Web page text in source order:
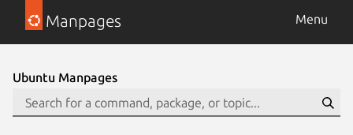
Manpages Menu
Ubuntu Manpages